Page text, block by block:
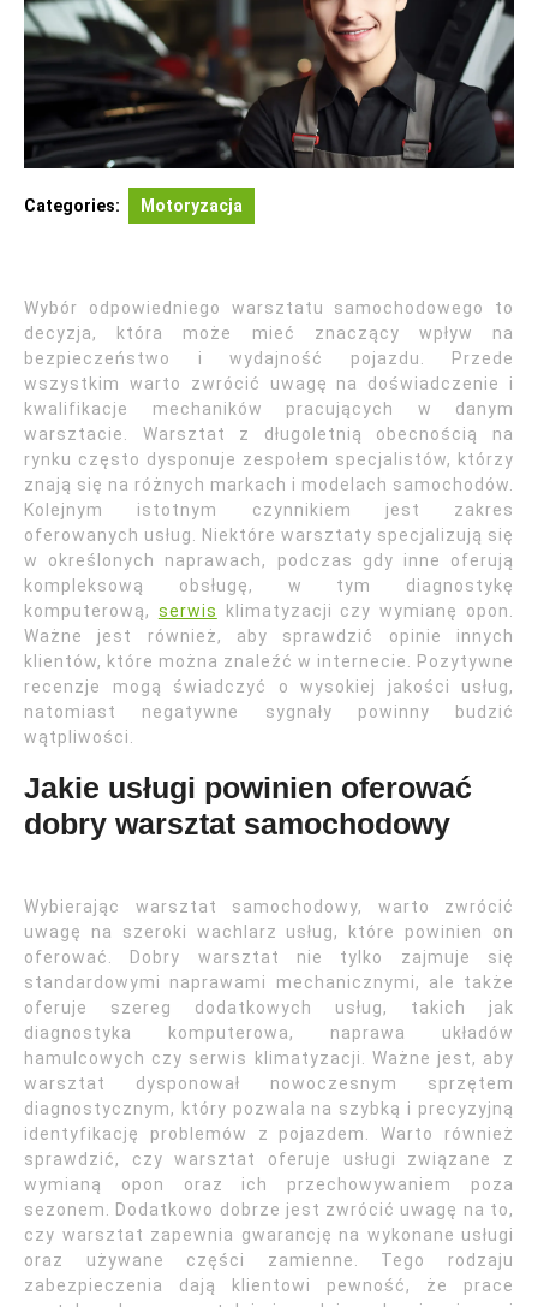
Categories: Motoryzacja
Wybór odpowiedniego warsztatu samochodowego to
decyzja, która może mieć znaczący wpływ na
bezpieczeństwo i wydajność pojazdu. Przede
wszystkim warto zwrócić uwagę na doświadczenie i
kwalifikacje mechaników pracujących w danym
warsztacie. Warsztat z długoletnią obecnością na
rynku często dysponuje zespołem specjalistów, którzy
znają się na różnych markach i modelach samochodów.
Kolejnym istotnym czynnikiem jest zakres
oferowanych usług. Niektóre warsztaty specjalizują się
w określonych naprawach, podczas gdy inne oferują
kompleksową obsługę, w tym diagnostykę
komputerową, serwis
klimatyzacji czy wymianę opon.
Ważne jest również, aby sprawdzić opinie innych
klientów, które można znaleźć w internecie. Pozytywne
recenzje mogą świadczyć o wysokiej jakości usług,
natomiast negatywne sygnały powinny budzić
wątpliwości.
Jakie usługi powinien oferować
dobry warsztat samochodowy
Wybierając warsztat samochodowy, warto zwrócić
uwagę na szeroki wachlarz usług, które powinien on
oferować. Dobry warsztat nie tylko zajmuje się
standardowymi naprawami mechanicznymi, ale także
oferuje szereg dodatkowych usług, takich jak
diagnostyka komputerowa, naprawa układów
hamulcowych czy serwis klimatyzacji. Ważne jest, aby
warsztat dysponował nowoczesnym sprzętem
diagnostycznym, który pozwala na szybką i precyzyjną
identyfikację problemów z pojazdem. Warto również
sprawdzić, czy warsztat oferuje usługi związane z
wymianą opon oraz ich przechowywaniem poza
sezonem. Dodatkowo dobrze jest zwrócić uwagę na to,
czy warsztat zapewnia gwarancję na wykonane usługi
oraz używane części zamienne. Tego rodzaju
zabezpieczenia dają klientowi pewność, że prace